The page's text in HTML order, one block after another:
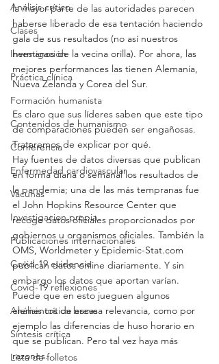
Análisis crítico
Clases
Investigación
Práctica clínica
Formación humanista
Contenidos de humanismo
Conferencia
Enfermedad cardiovascular
Vacunas
Investigacion propia
Publicaciones internacionales
Covid-19 evidencia
Covid-19 reflexiones
Análisis crítico breve
Síntesis crítica
Lista de folletos
la mayor parte de las autoridades parecen
haberse liberado de esa tentación haciendo
gala de sus resultados (no así nuestros
hermanos de la vecina orilla). Por ahora, las
mejores performances las tienen Alemania,
Nueva Zelanda y Corea del Sur.
Es claro que sus líderes saben que este tipo
de comparaciones pueden ser engañosas.
Trataremos de explicar por qué.
Hay fuentes de datos diversas que publican
en forma diaria o semanal los resultados de
la pandemia; una de las más tempranas fue
el John Hopkins Resource Center que
recoge datos oficiales proporcionados por
gobiernos u organismos oficiales. También la
OMS, Worldmeter y Epidemic-Stat.com
publican datos online diariamente. Y sin
embargo los datos que aportan varían.
Puede que en esto jueguen algunos
elementos de escasa relevancia, como por
ejemplo las diferencias de huso horario en
que se publican. Pero tal vez haya más
razones.